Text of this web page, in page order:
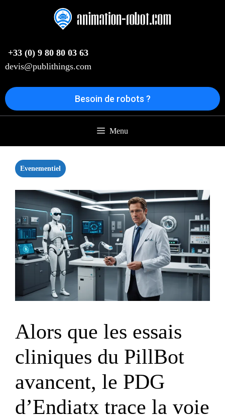
+33 (0) 9 80 80 03 63
devis@publithings.com
Besoin de robots ?
Menu
Evenementiel
Alors que les essais
cliniques du PillBot
avancent, le PDG
d’Endiatx trace la voie